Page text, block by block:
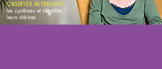
OBSERVER AUTREMENT
les systèmes et identifier
leurs dérives